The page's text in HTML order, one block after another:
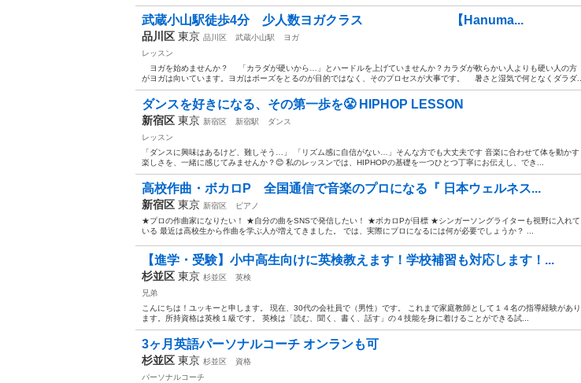
武蔵小山駅徒歩4分 少人数ヨガクラス 【Hanuma...
品川区 東京 品川区 武蔵小山駅
ヨガ
レッスン
ヨガを始めませんか？ 「カラダが硬いから…」とハードルを上げていませんか？カラダが軟らかい人よりも硬い人の方
がヨガは向いています。ヨガはポーズをとるのが目的ではなく、そのプロセスが大事です。 暑さと湿気で何となくダラダ...
ダンスを好きになる、その第一歩を😤 HIPHOP LESSON
新宿区 東京 新宿区 新宿駅
ダンス
レッスン
「ダンスに興味はあるけど、難しそう…」 「リズム感に自信がない…」そんな方でも大丈夫です 音楽に合わせて体を動かす
楽しさを、一緒に感じてみませんか？😊 私のレッスンでは、HIPHOPの基礎を一つひとつ丁寧にお伝えし、でき...
高校作曲・ボカロP 全国通信で音楽のプロになる『 日本ウェルネス...
新宿区 東京 新宿区
ピアノ
★プロの作曲家になりたい！ ★自分の曲をSNSで発信したい！ ★ボカロPが目標 ★シンガーソングライターも視野に入れて
いる 最近は高校生から作曲を学ぶ人が増えてきました。 では、実際にプロになるには何が必要でしょうか？ ...
【進学・受験】小中高生向けに英検教えます！学校補習も対応します！...
杉並区 東京 杉並区
英検
兄弟
こんにちは！ユッキーと申します。 現在、30代の会社員で（男性）です。 これまで家庭教師として１４名の指導経験があり
ます。所持資格は英検１級です。 英検は「読む、聞く、書く、話す」の４技能を身に着けることができる試...
3ヶ月英語パーソナルコーチ オンランも可
杉並区 東京 杉並区
資格
パーソナルコーチ